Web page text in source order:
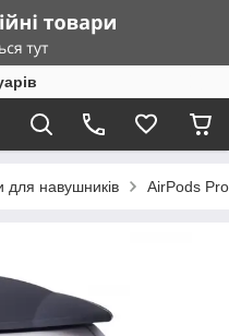
для навушників AirPods Pro